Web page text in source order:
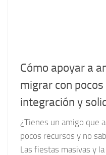
Cómo apoyar a
migrar con
integración y
¿Tienes un amigo que
pocos recursos y no
Las fiestas masivas y